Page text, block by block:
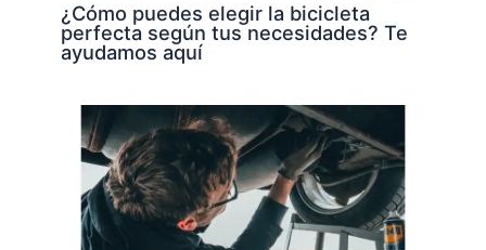
¿Cómo puedes elegir la bicicleta
perfecta según tus necesidades? Te
ayudamos aquí